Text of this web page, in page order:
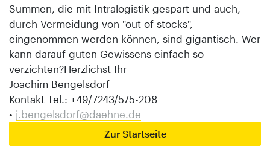
Summen, die mit Intralogistik gespart und auch,
durch Vermeidung von "out of stocks",
eingenommen werden können, sind gigantisch. Wer
kann darauf guten Gewissens einfach so
verzichten?Herzlichst Ihr
Joachim Bengelsdorf
Kontakt Tel.: +49/7243/575-208
• j.bengelsdorf@daehne.de
Zur Startseite